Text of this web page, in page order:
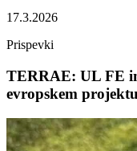
17.3.2026
Prispevki
TERRAE: UL FE
evropskem